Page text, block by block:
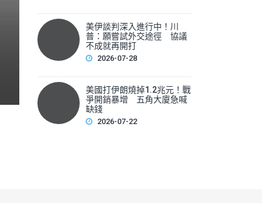
美伊談判深入進行中！川
普：願嘗試外交途徑 協議
不成就再開打
2026-07-28
美國打伊朗燒掉1.2兆元！戰
爭開銷暴增 五角大廈急喊
缺錢
2026-07-22